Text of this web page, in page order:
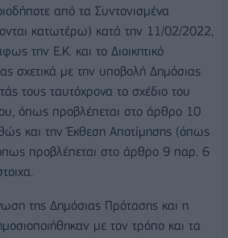
από τα Συντονισμένα
κατωτέρω) κατά την 11/02/2022,
την Ε.Κ. και το Διοικητικό
σχετικά με την υποβολή Δημόσιας
τους ταυτόχρονα το σχέδιο του
όπως προβλέπεται στο άρθρο 10
και την Έκθεση Αποτίμησης (όπως
προβλέπεται στο άρθρο 9 παρ. 6
της Δημόσιας Πρότασης και η
με τον τρόπο και τα